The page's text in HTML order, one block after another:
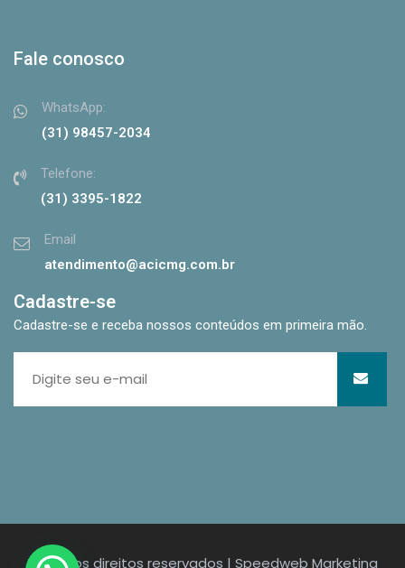
Fale conosco
WhatsApp:
(31) 98457-2034
Telefone:
(31) 3395-1822
Email
atendimento@acicmg.com.br
Cadastre-se
Cadastre-se e receba nossos conteúdos em primeira mão.
Todos os direitos reservados | Speedweb Marketing